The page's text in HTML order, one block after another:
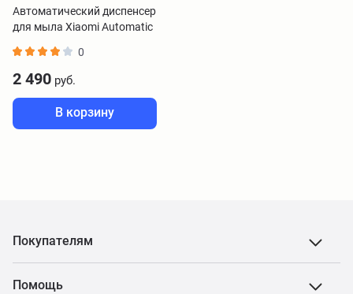
Автоматический диспенсер
для мыла Xiaomi Automatic
BHR9301GL 0
2 490 руб.
В корзину
Покупателям
Помощь